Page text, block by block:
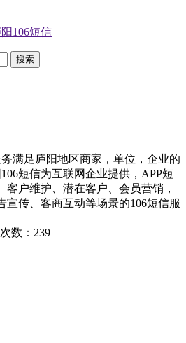
阳106短信
搜索
满足庐阳地区商家，单位，企业的
短信为互联网企业提供，APP短
客户维护、潜在客户、会员营销，
宣传、客商互动等场景的106短信服
数：239